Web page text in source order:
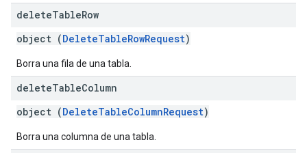
deleteTableRow
object (DeleteTableRowRequest)
Borra una fila de una tabla.
deleteTableColumn
object (DeleteTableColumnRequest)
Borra una columna de una tabla.